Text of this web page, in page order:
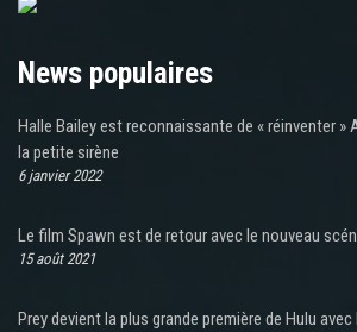
News populaires
Halle Bailey est reconnaissante de « réinventer »
la petite sirène
6 janvier 2022
Le film Spawn est de retour avec le nouveau
15 août 2021
Prey devient la plus grande première de Hulu